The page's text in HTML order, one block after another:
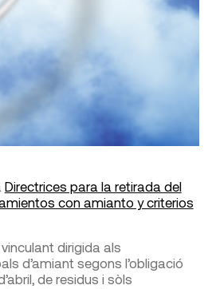
Directrices para la retirada del
con amianto y criterios
dirigida als
d’amiant segons l’obligació
de residus i sòls